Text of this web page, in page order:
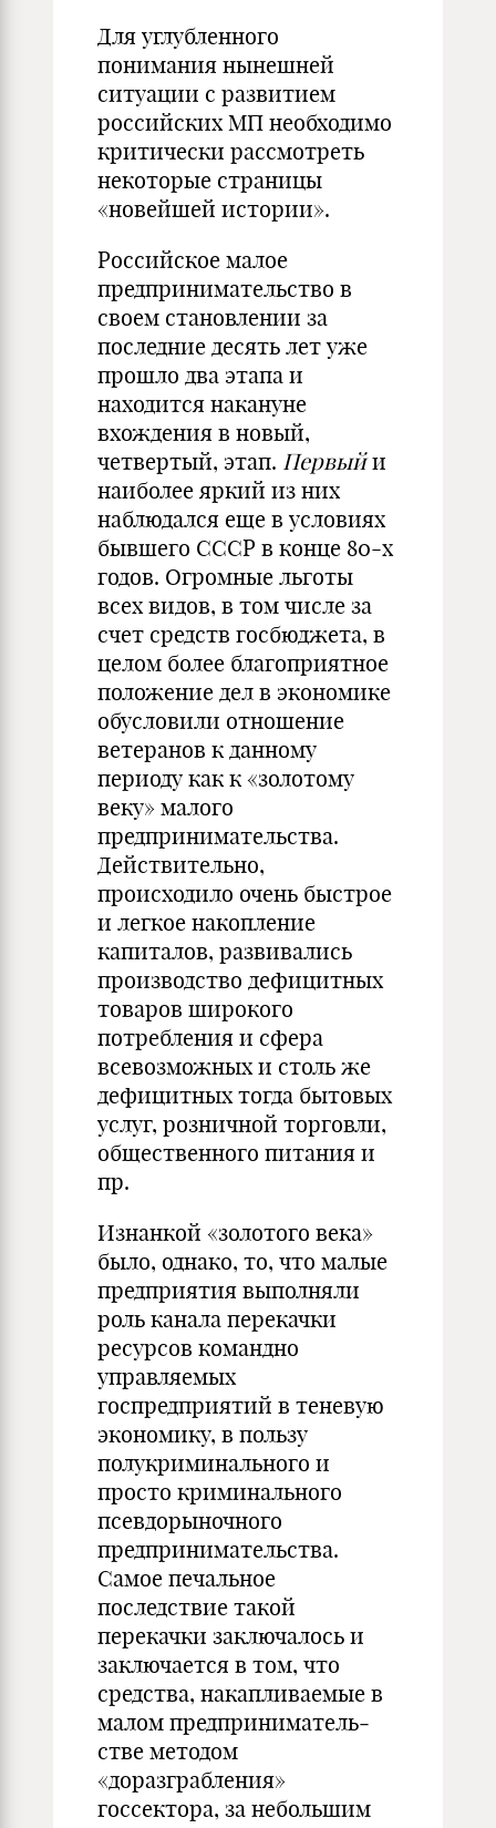
Для углубленного
понимания нынешней
ситуации с развитием
российских МП необходимо
критически рассмотреть
некоторые стра­ницы
«новейшей истории».
Российское малое
предпринимательство в
своем становлении за
последние десять лет уже
прошло два этапа и
находится накануне
вхождения в новый,
четвертый, этап. Первыйи
наиболее яркий из них
наблюдался еще в условиях
бывшего СССР в конце 80-х
годов. Огромные льготы
всех видов, в том числе за
счет средств госбюдже­та, в
целом более благоприятное
положение дел в экономике
обусло­вили отношение
ветеранов к данному
периоду как к «золотому
веку» малого
предпринимательства.
Действительно,
происходило очень бы­строе
и легкое накопление
капиталов, развивались
производство дефицитных
товаров широкого
потребления и сфера
всевозможных и столь же
дефицитных то­гда бытовых
услуг, розничной торговли,
общественного питания и
пр.
Изнанкой «золотого века»
было, однако, то, что малые
предприятия выполняли
роль канала перекачки
ресурсов командно
управляемых
госпредприятий в теневую
экономику, в пользу
полукриминального и
просто криминального
псевдорыноч­ного
предпринимательства.
Самое печальное
последствие такой
перекачки заклю­чалось и
заклю­чается в том, что
средства, накапливаемые в
малом предпринима­тель­
стве методом
«доразграбления»
госсектора, за небольшим